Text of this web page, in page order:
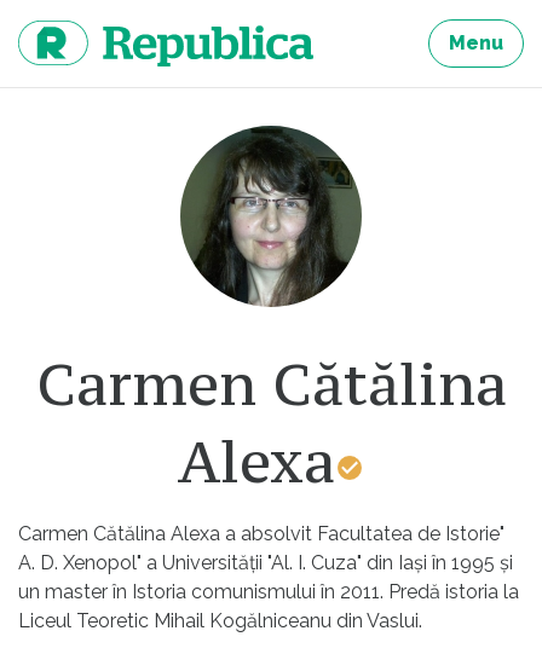
continut
Menu
Carmen Cătălina
Alexa
Carmen Cătălina Alexa a absolvit Facultatea de Istorie"
A. D. Xenopol" a Universității "Al. I. Cuza" din Iași în 1995 și
un master în Istoria comunismului în 2011. Predă istoria la
Liceul Teoretic Mihail Kogălniceanu din Vaslui.